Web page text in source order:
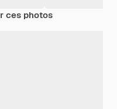
ces photos